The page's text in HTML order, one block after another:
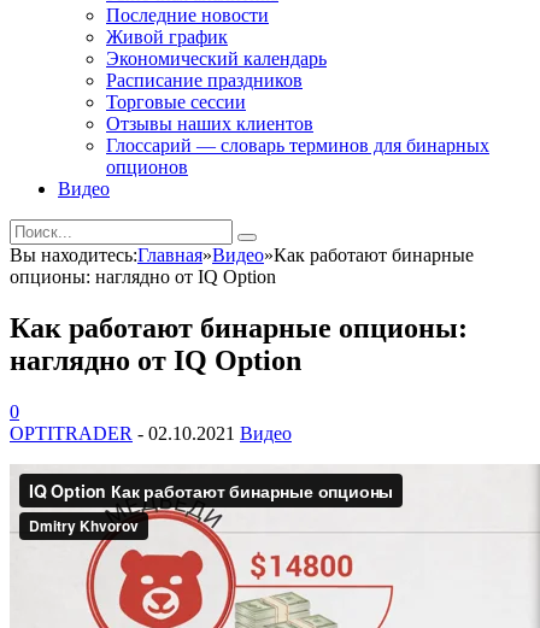
Последние новости
Живой график
Экономический календарь
Расписание праздников
Торговые сессии
Отзывы наших клиентов
Глоссарий — словарь терминов для бинарных
опционов
Видео
Вы находитесь:Главная»Видео»Как работают бинарные
опционы: наглядно от IQ Option
Как работают бинарные опционы:
наглядно от IQ Option
0
OPTITRADER - 02.10.2021 Видео